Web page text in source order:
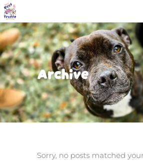
Archive
Sorry, no posts matched